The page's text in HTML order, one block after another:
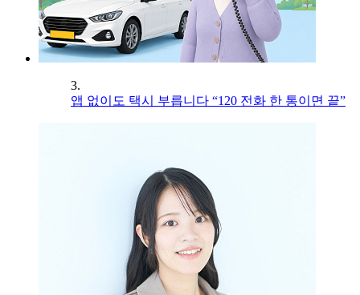
3.
앱 없이도 택시 부릅니다 “120 전화 한 통이면 끝”